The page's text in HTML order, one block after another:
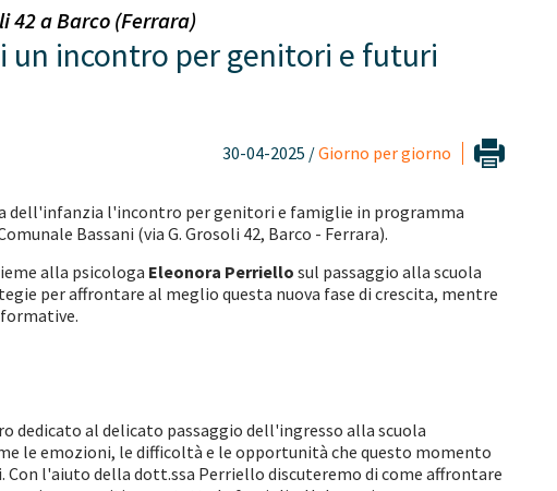
42 a Barco (Ferrara)
un incontro per genitori e futuri
30-04-2025 /Giorno per giorno
dell'infanzia l'incontro per genitori e famiglie in programma
Bassani (via G. Grosoli 42, Barco - Ferrara).
alla psicologa Eleonora Perriello sul passaggio alla scuola
per affrontare al meglio questa nuova fase di crescita, mentre
dedicato al delicato passaggio dell'ingresso alla scuola
le emozioni, le difficoltà e le opportunità che questo momento
l'aiuto della dott.ssa Perriello discuteremo di come affrontare